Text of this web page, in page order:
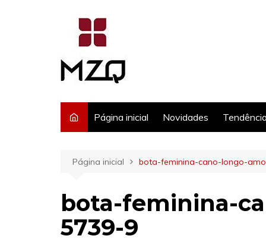
Página inicial Novidades Tendência
Página inicial bota-feminina-cano-longo-
bota-feminina-
5739-9